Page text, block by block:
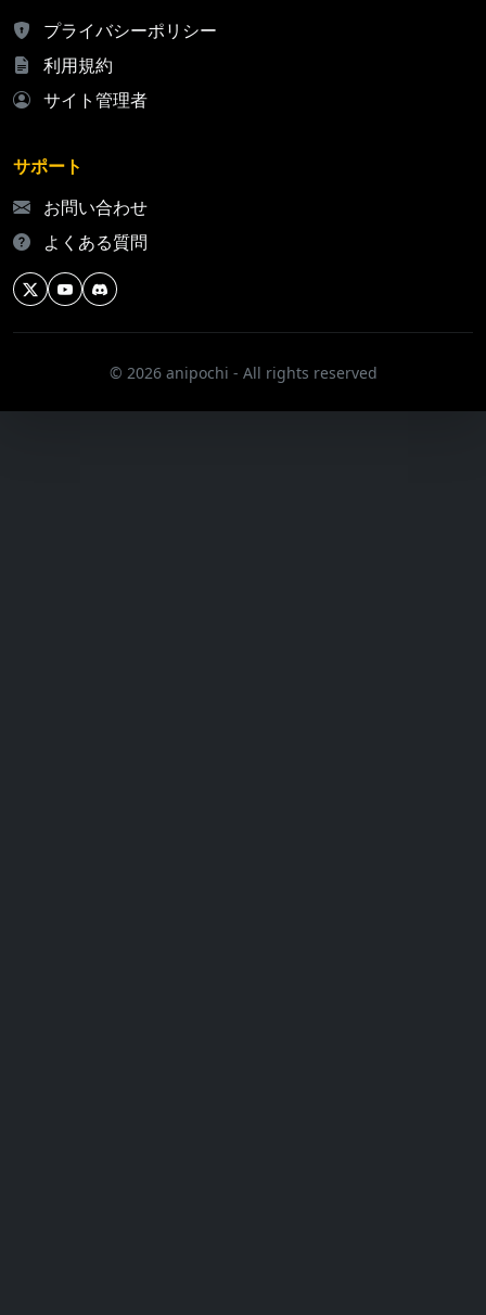
プライバシーポリシー
利用規約
サイト管理者
サポート
お問い合わせ
よくある質問
© 2026 anipochi - All rights reserved